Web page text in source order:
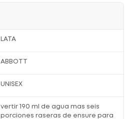
LATA
ABBOTT
UNISEX
vertir 190 ml de agua mas seis
porciones raseras de ensure para